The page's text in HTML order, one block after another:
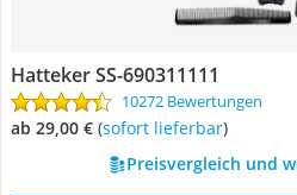
Hatteker SS-690311111
10272 Bewertungen
ab 29,00 € ( Sofort lieferbar)
Preisvergleich und